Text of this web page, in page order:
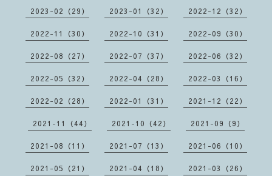
2023-02（29） 2023-01（32） 2022-12（32）
2022-11（30） 2022-10（31） 2022-09（30）
2022-08（27） 2022-07（37） 2022-06（32）
2022-05（32） 2022-04（28） 2022-03（16）
2022-02（28） 2022-01（31） 2021-12（22）
2021-11（44） 2021-10（42） 2021-09（9）
2021-08（11） 2021-07（13） 2021-06（10）
2021-05（21） 2021-04（18） 2021-03（26）